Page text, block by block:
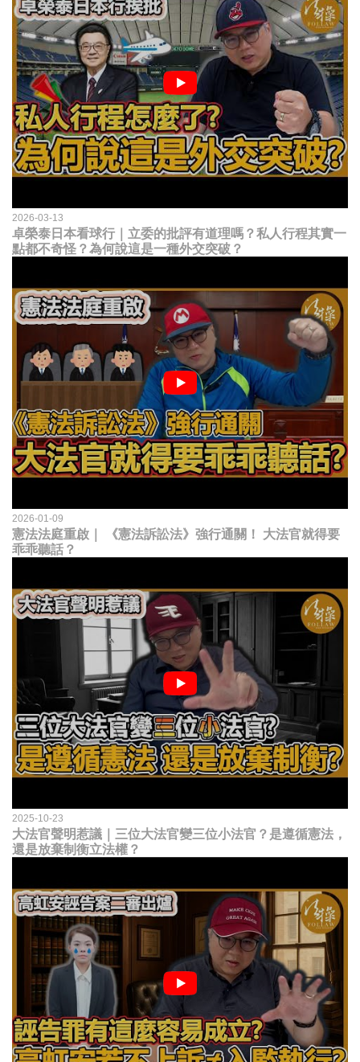
2026-03-13
卓榮泰日本看球行｜立委的批評有道理嗎？私人行程其實一
點都不奇怪？為何說這是一種外交突破？
2026-01-09
憲法法庭重啟｜ 《憲法訴訟法》強行通關！ 大法官就得要
乖乖聽話？
2025-10-23
大法官聲明惹議｜三位大法官變三位小法官？是遵循憲法，
還是放棄制衡立法權？